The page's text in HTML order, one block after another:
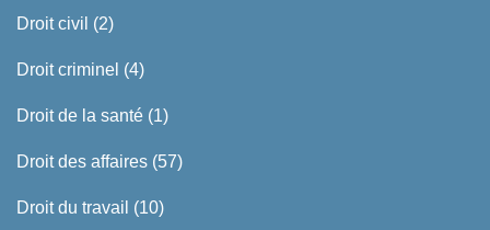
Droit civil (2)
Droit criminel (4)
Droit de la santé (1)
Droit des affaires (57)
Droit du travail (10)